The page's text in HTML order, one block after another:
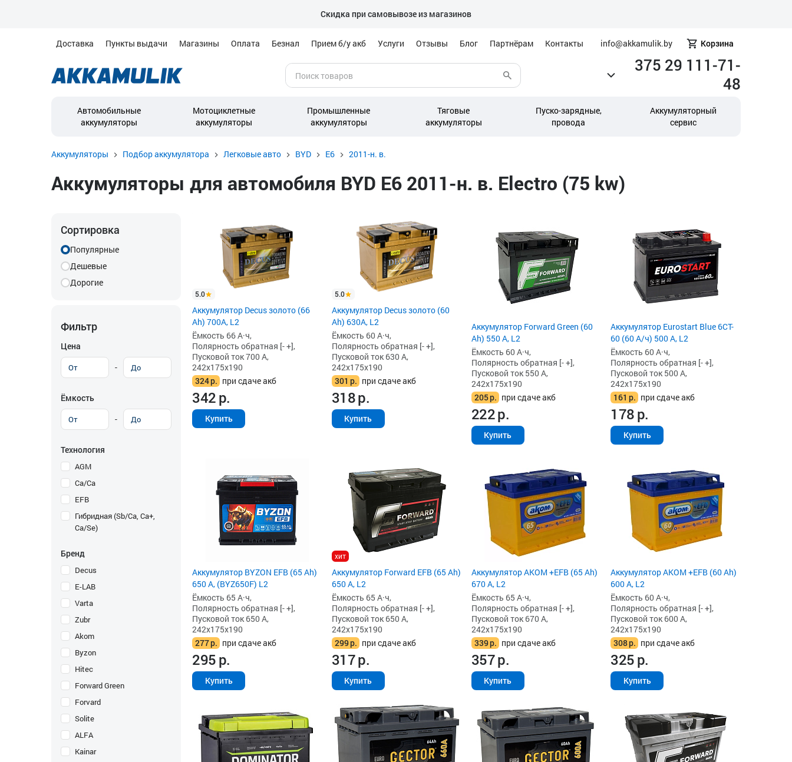
Скидка при самовывозе из магазинов
Доставка Пункты выдачи Магазины Оплата Безнал Прием б/у акб Услуги Отзывы Блог Партнёрам Контакты info@akkamulik.by Корзина
375 29 111-71-
48
Автомобильные
аккумуляторы
Мотоциклетные
аккумуляторы
Промышленные
аккумуляторы
Тяговые
аккумуляторы
Пуско-зарядные,
провода
Аккумуляторный
сервис
Аккумуляторы Подбор аккумулятора Легковые авто BYD E6 2011-н. в.
Аккумуляторы для автомобиля BYD E6 2011-н. в. Electro (75 kw)
Сортировка
Популярные
Дешевые
Дорогие
Фильтр
Цена
-
Ёмкость
-
Технология
AGM
Ca/Ca
EFB
Гибридная (Sb/Ca, Ca+,
Ca/Se)
Бренд
Decus
E-LAB
Varta
Zubr
Akom
Byzon
Hitec
Forward Green
Forvard
Solite
ALFA
Kainar
5.0
Аккумулятор Decus золото (66
Ah) 700A, L2
Ёмкость 66 А·ч,
Полярность обратная [- +],
Пусковой ток 700 А,
242x175x190
324р. при сдаче акб
342р.
Купить
5.0
Аккумулятор Decus золото (60
Ah) 630A, L2
Ёмкость 60 А·ч,
Полярность обратная [- +],
Пусковой ток 630 А,
242x175x190
301 р. при сдаче акб
318р.
Купить
Аккумулятор Forward Green (60
Ah) 550 А, L2
Ёмкость 60 А·ч,
Полярность обратная [- +],
Пусковой ток 550 А,
242x175x190
205р. при сдаче акб
222р.
Купить
Аккумулятор Eurostart Blue 6CT-
60 (60 А/ч) 500 А, L2
Ёмкость 60 А·ч,
Полярность обратная [- +],
Пусковой ток 500 А,
242x175x190
161 р. при сдаче акб
178р.
Купить
Аккумулятор BYZON EFB (65 Ah)
650 А, (BYZ650F) L2
Ёмкость 65 А·ч,
Полярность обратная [- +],
Пусковой ток 650 А,
242x175x190
277р. при сдаче акб
295р.
Купить
хит
Аккумулятор Forward EFB (65 Ah)
650 А, L2
Ёмкость 65 А·ч,
Полярность обратная [- +],
Пусковой ток 650 А,
242x175x190
299р. при сдаче акб
317р.
Купить
Аккумулятор AKOM +EFB (65 Ah)
670 А, L2
Ёмкость 65 А·ч,
Полярность обратная [- +],
Пусковой ток 670 А,
242x175x190
339р. при сдаче акб
357р.
Купить
Аккумулятор AKOM +EFB (60 Ah)
600 А, L2
Ёмкость 60 А·ч,
Полярность обратная [- +],
Пусковой ток 600 А,
242x175x190
308р. при сдаче акб
325р.
Купить